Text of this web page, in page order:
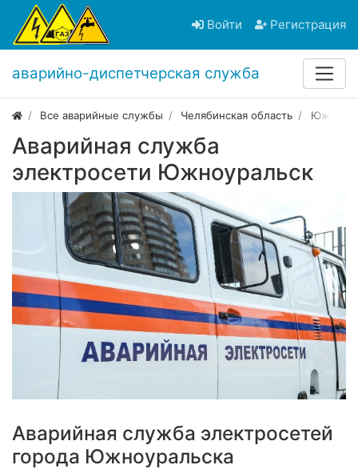
Войти Регистрация
аварийно-диспетчерская служба
Все аварийные службы Челябинская область
Аварийная служба
электросети Южноуральск
Аварийная служба электросетей
города Южноуральска